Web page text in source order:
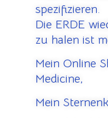
spezifizieren.
Die ERDE
zu halen ist
Mein Online
Medicine,
Mein